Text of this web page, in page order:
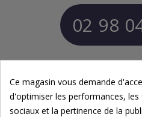
02 98
Contactez-
La serre est ouverte au public
(Fermé du dimanche au
Horaires : 10h -
Ce magasin vous demande
d'optimiser les performances,
sociaux et la pertinence de la